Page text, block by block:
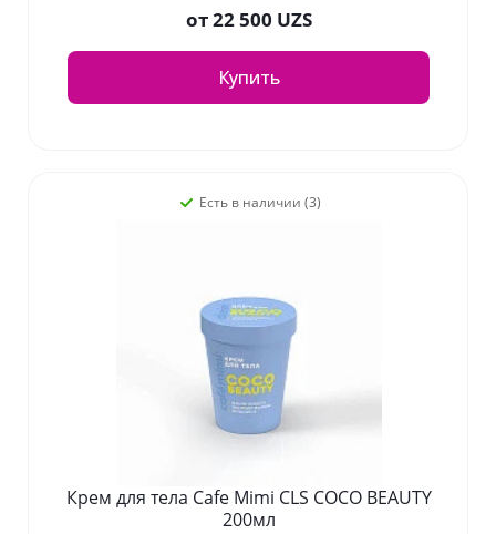
от22 500 UZS
Купить
Есть в наличии (3)
Крем для тела Cafe Mimi CLS COCO BEAUTY
200мл